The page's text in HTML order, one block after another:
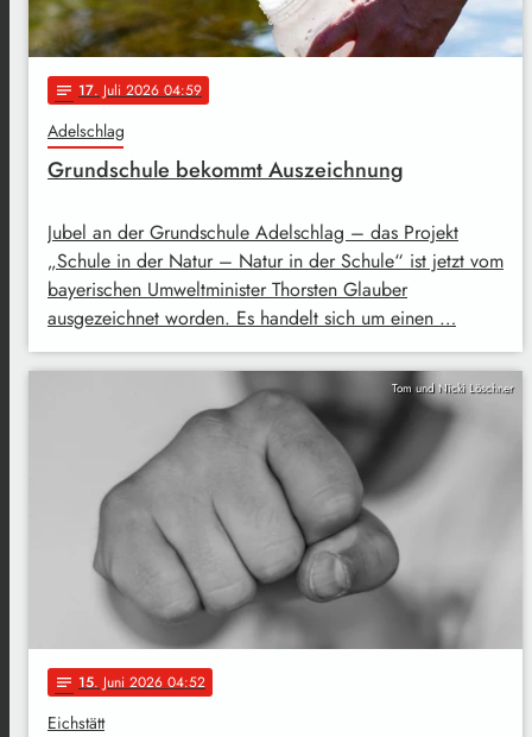
notes 17. Juli 2026 04:59
Adelschlag
Grundschule bekommt Auszeichnung
Jubel an der Grundschule Adelschlag – das Projekt
„Schule in der Natur – Natur in der Schule“ ist jetzt vom
bayerischen Umweltminister Thorsten Glauber
ausgezeichnet worden. Es handelt sich um einen …
Tom und Nicki Löschner
notes 15. Juni 2026 04:52
Eichstätt